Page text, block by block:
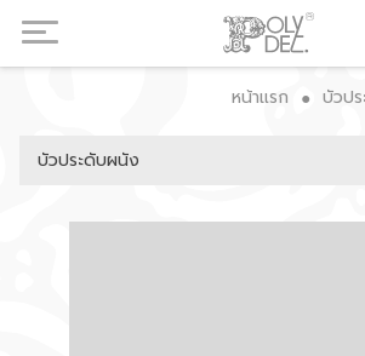
หน้าแรก ● บัวป
บัวประดับผนัง